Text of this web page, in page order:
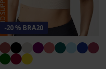
-20 % BRA20